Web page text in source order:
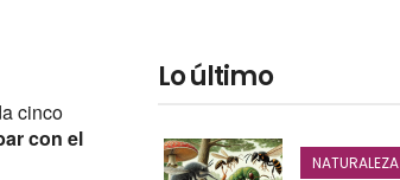
cinco
con el
Lo último
NATURALEZA